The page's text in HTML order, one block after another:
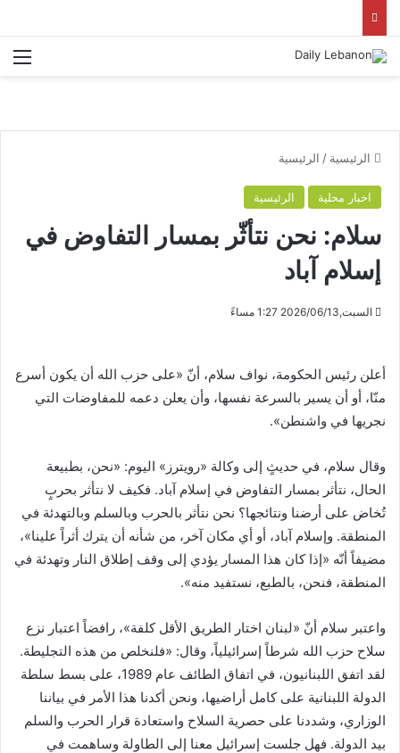
الرئيسية / الرئيسية
اخبار محلية الرئيسية
سلام: نحن نتأثّر بمسار التفاوض في
إسلام آباد
السبت,2026/06/13 1:27 مساءً
أعلن رئيس الحكومة، نواف سلام، أنّ «على حزب الله أن يكون أسرع
منّا، أو أن يسير بالسرعة نفسها، وأن يعلن دعمه للمفاوضات التي
نجريها في واشنطن».
وقال سلام، في حديثٍ إلى وكالة «رويترز» اليوم: «نحن، بطبيعة
الحال، نتأثر بمسار التفاوض في إسلام آباد. فكيف لا نتأثر بحربٍ
تُخاض على أرضنا ونتائجها؟ نحن نتأثر بالحرب وبالسلم وبالتهدئة في
المنطقة. وإسلام آباد، أو أي مكان آخر، من شأنه أن يترك أثراً علينا»،
مضيفاً أنّه «إذا كان هذا المسار يؤدي إلى وقف إطلاق النار وتهدئة في
المنطقة، فنحن، بالطبع، نستفيد منه».
واعتبر سلام أنّ «لبنان اختار الطريق الأقل كلفة»، رافضاً اعتبار نزع
سلاح حزب الله شرطاً إسرائيلياً، وقال: «فلنخلص من هذه التجليطة.
لقد اتفق اللبنانيون، في اتفاق الطائف عام 1989، على بسط سلطة
الدولة اللبنانية على كامل أراضيها، ونحن أكدنا هذا الأمر في بياننا
الوزاري، وشددنا على حصرية السلاح واستعادة قرار الحرب والسلم
بيد الدولة. فهل جلست إسرائيل معنا إلى الطاولة وساهمت في